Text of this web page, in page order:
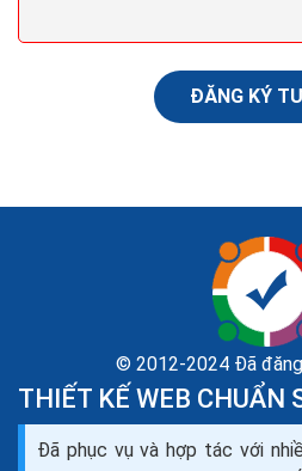
thiệu...
Thiết kế website bán máy
ĐĂNG KÝ
© 2012-2024 Đã
THIẾT KẾ WEB CHUẨN
Đã phục vụ và hợp tác với